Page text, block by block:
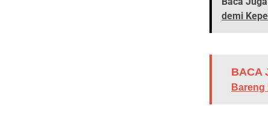
demi
BACA
Bareng